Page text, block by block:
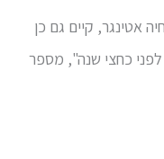
אטינגר, קיים גם כן
כחצי שנה", מספר